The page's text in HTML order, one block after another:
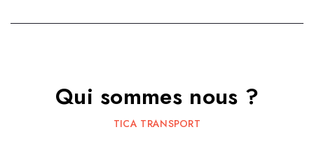
Qui sommes nous ?
TICA TRANSPORT